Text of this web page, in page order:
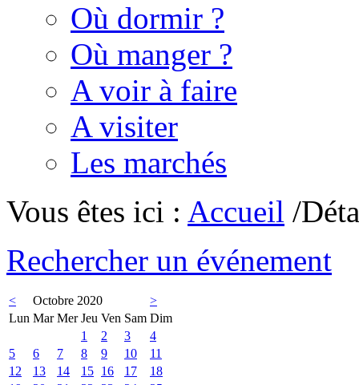
Où dormir ?
Où manger ?
A voir à faire
A visiter
Les marchés
Vous êtes ici : Accueil /
Rechercher un événement
< Octobre 2020
>
Lun Mar Mer Jeu Ven Sam Dim
1
2 3
4
5
6 7 8 9 10
11
12
13 14 15 16 17
18